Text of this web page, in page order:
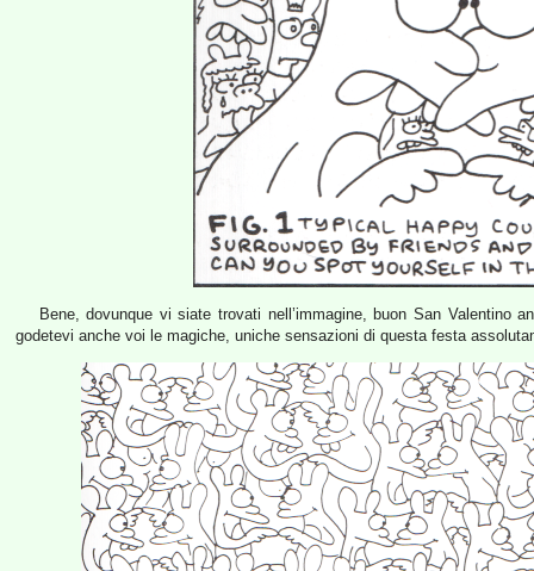
Bene, dovunque vi siate trovati nell’immagine, buon San
godetevi anche voi le magiche, uniche sensazioni di questa festa